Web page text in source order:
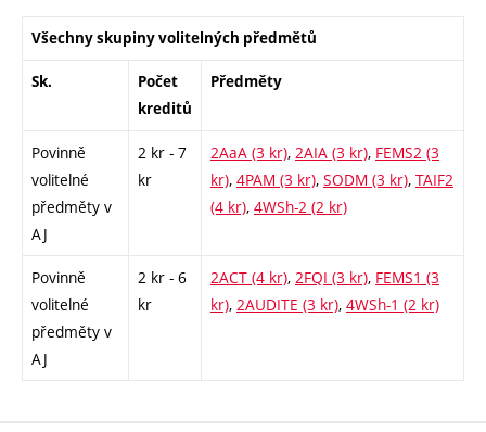
Všechny skupiny volitelných předmětů
Sk.
Počet
kreditů
Předměty
Povinně
volitelné
předměty v
AJ
2 kr - 7
kr
2AaA (3 kr), 2AIA (3 kr), FEMS2 (3
kr), 4PAM (3 kr), SODM (3 kr), TAIF2
(4 kr), 4WSh-2 (2 kr)
Povinně
volitelné
předměty v
AJ
2 kr - 6
kr
2ACT (4 kr), 2FQI (3 kr), FEMS1 (3
kr), 2AUDITE (3 kr), 4WSh-1 (2 kr)